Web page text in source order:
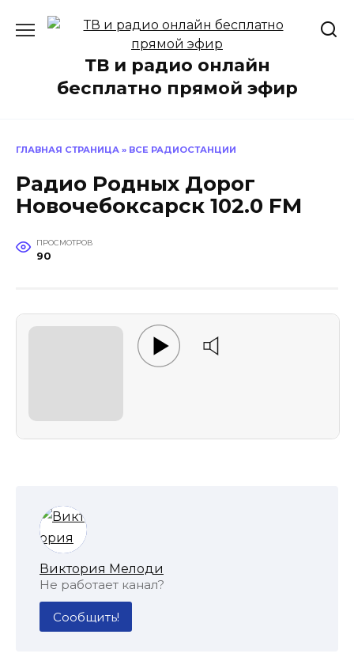
ТВ и радио онлайн
бесплатно прямой эфир
ГЛАВНАЯ СТРАНИЦА » ВСЕ РАДИОСТАНЦИИ
Радио Родных Дорог
Новочебоксарск 102.0 FM
ПРОСМОТРОВ
90
Виктория Мелоди
Не работает канал?
Сообщить!